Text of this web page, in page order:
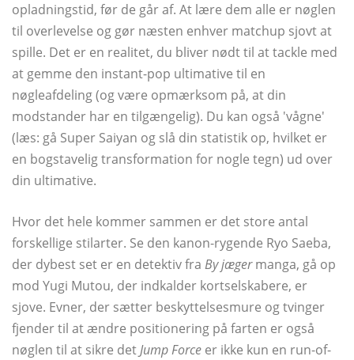
opladningstid, før de går af. At lære dem alle er nøglen
til overlevelse og gør næsten enhver matchup sjovt at
spille. Det er en realitet, du bliver nødt til at tackle med
at gemme den instant-pop ultimative til en
nøgleafdeling (og være opmærksom på, at din
modstander har en tilgængelig). Du kan også 'vågne'
(læs: gå Super Saiyan og slå din statistik op, hvilket er
en bogstavelig transformation for nogle tegn) ud over
din ultimative.
Hvor det hele kommer sammen er det store antal
forskellige stilarter. Se den kanon-rygende Ryo Saeba,
der dybest set er en detektiv fra By jægermanga, gå op
mod Yugi Mutou, der indkalder kortselskabere, er
sjove. Evner, der sætter beskyttelsesmure og tvinger
fjender til at ændre positionering på farten er også
nøglen til at sikre detJump Force er ikke kun en run-of-